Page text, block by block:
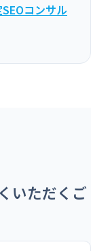
コンサル
いただくご